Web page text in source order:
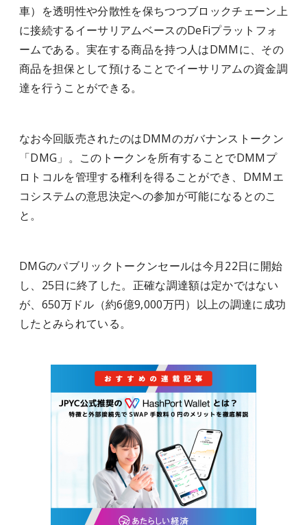
車）を透明性や分散性を保ちつつブロックチェーン上
に接続するイーサリアムベースのDeFiプラットフォ
ームである。実在する商品を持つ人はDMMに、その
商品を担保として預けることでイーサリアムの資金調
達を行うことができる。
なお今回販売されたのはDMMのガバナンストークン
「DMG」。このトークンを所有することでDMMプ
ロトコルを管理する権利を得ることができ、DMMエ
コシステムの意思決定への参加が可能になるとのこ
と。
DMGのパブリックトークンセールは今月22日に開始
し、25日に終了した。正確な調達額は定かではない
が、650万ドル（約6億9,000万円）以上の調達に成功
したとみられている。